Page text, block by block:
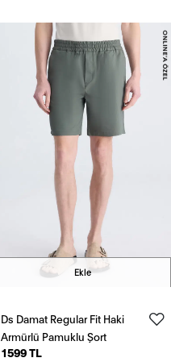
Ekle
Ds Damat Regular Fit Haki
Armürlü Pamuklu Şort
1599 TL